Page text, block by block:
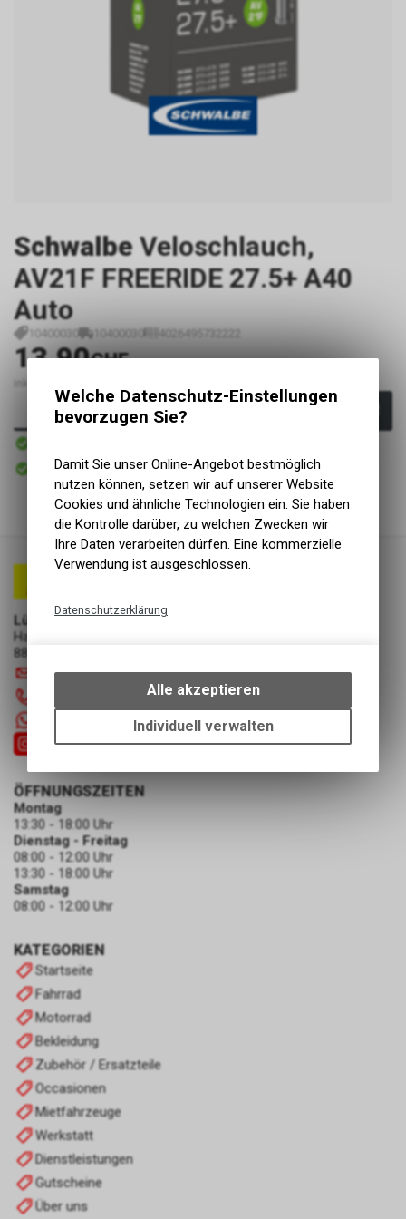
Schwalbe Veloschlauch,
AV21F FREERIDE 27.5+ A40
Auto
10400030 10400030 4026495732222
13.90CHF
inkl. MwSt., zzgl.
In den Warenkorb
Sofort abholbar
Abholung Lüscher Motor- & Bike World
Lüscher Motor- & Bike World
Hauptstrasse 29a
8867 Niederurnen
info@luscherag.ch
KATEGORIEN
Startseite
Fahrrad
Motorrad
Bekleidung
Zubehör / Ersatzteile
Occasionen
Mietfahrzeuge
Werkstatt
Dienstleistungen
Gutscheine
Über uns
ÖFFNUNGSZEITEN
Montag
13:30 - 18:00 Uhr
Dienstag - Freitag
08:00 - 12:00 Uhr
13:30 - 18:00 Uhr
Samstag
08:00 - 12:00 Uhr
Welche Datenschutz-Einstellungen
bevorzugen Sie?
Damit Sie unser Online-Angebot bestmöglich
nutzen können, setzen wir auf unserer Website
Cookies und ähnliche Technologien ein. Sie haben
die Kontrolle darüber, zu welchen Zwecken wir
Ihre Daten verarbeiten dürfen. Eine kommerzielle
Verwendung ist ausgeschlossen.
Datenschutzerklärung
bestimmte Interaktionen und
Einstellungen auf Ihrem Gerät,
um die grundlegenden
Funktionen unseres Online-
Alle akzeptieren
Individuell verwalten